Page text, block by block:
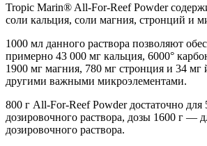
Tropic Marin® All-For-Reef Powder
соли кальция, соли магния, стронций и
1000 мл данного раствора позволяют
примерно 43 000 мг кальция, 6000°
1900 мг магния, 780 мг стронция и 34 мг
другими важными микроэлементами.
800 г All-For-Reef Powder достаточно для
дозировочного раствора, дозы 1600 г —
дозировочного раствора.